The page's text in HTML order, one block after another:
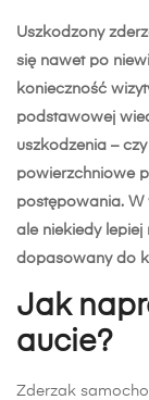
Jak
zderzak
pęknięty,
czy
Uszkodzony
się nawet po
konieczność
podstawowej
uszkodzenia –
powierzchniowe
postępowania. W
ale niekiedy
dopasowany do
Jak
aucie?
Zderzak